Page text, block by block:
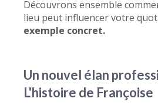
Découvrons ensemble
lieu peut influencer votre
exemple concret.
Un nouvel élan
L'histoire de Françoise